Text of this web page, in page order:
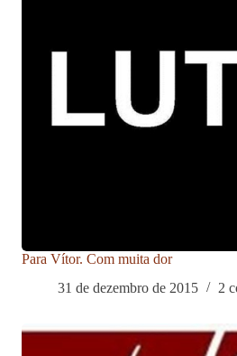
Para Vítor. Com muita dor
31 de dezembro de 2015
2